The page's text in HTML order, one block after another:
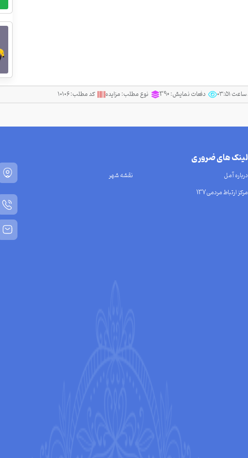
دفعات نمایش:390 نوع مطلب:مزایده کد مطلب:۱۰۱۰۶
لینک های ضروری
درباره آمل
نقشه شهر
مرکز ارتباط مردمی137